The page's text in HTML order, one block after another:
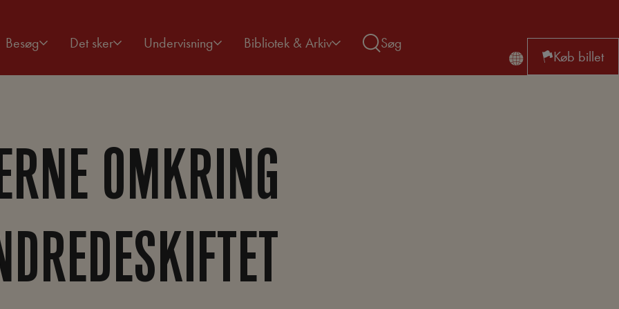
Besøg Det sker Undervisning Bibliotek & Arkiv
Søg
Køb billet
OMKRING